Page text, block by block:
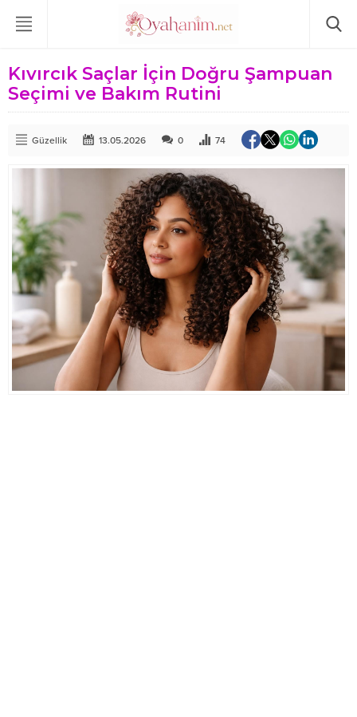
Kıvırcık Saçlar İçin Doğru Şampuan
Seçimi ve Bakım Rutini
Güzellik 13.05.2026 0 74